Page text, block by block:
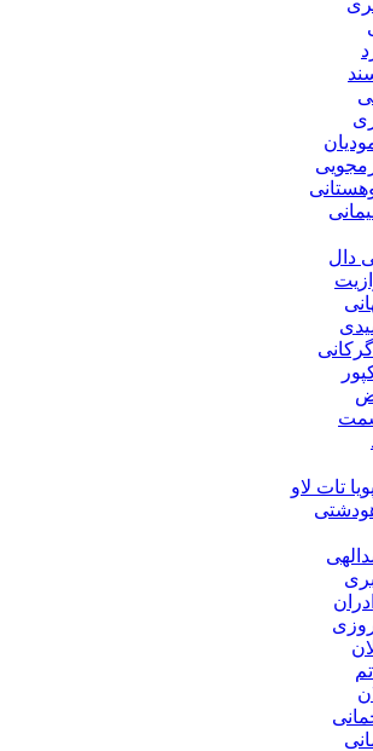
دال
تات لاو